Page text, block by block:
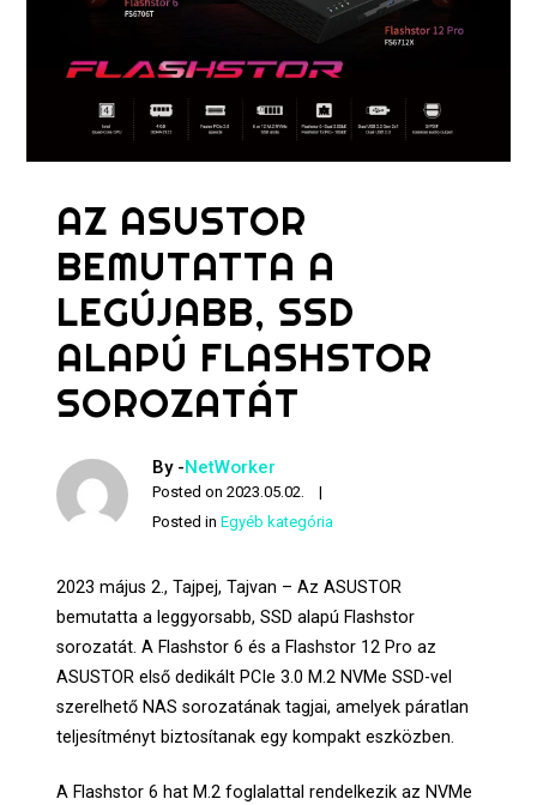
AZ ASUSTOR
BEMUTATTA A
LEGÚJABB, SSD
ALAPÚ FLASHSTOR
SOROZATÁT
By -NetWorker
Posted on2023.05.02.
Posted inEgyéb kategória
2023 május 2., Tajpej, Tajvan – Az ASUSTOR
bemutatta a leggyorsabb, SSD alapú Flashstor
sorozatát. A Flashstor 6 és a Flashstor 12 Pro az
ASUSTOR első dedikált PCIe 3.0 M.2 NVMe SSD-vel
szerelhető NAS sorozatának tagjai, amelyek páratlan
teljesítményt biztosítanak egy kompakt eszközben.
A Flashstor 6 hat M.2 foglalattal rendelkezik az NVMe